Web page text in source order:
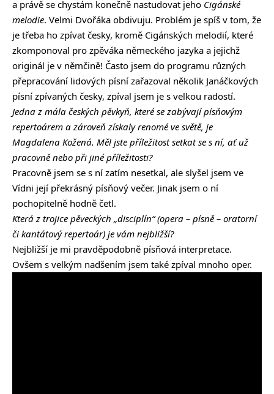
a právě se chystám konečně nastudovat jeho Cigánské
melodie. Velmi Dvořáka obdivuju. Problém je spíš v tom, že
je třeba ho zpívat česky, kromě Cigánských melodií, které
zkomponoval pro zpěváka německého jazyka a jejichž
originál je v němčině! Často jsem do programu různých
přepracování lidových písní zařazoval několik Janáčkových
písní zpívaných česky, zpíval jsem je s velkou radostí.
Jedna z mála českých pěvkyň, které se zabývají písňovým
repertoárem a zároveň získaly renomé ve světě, je
Magdalena Kožená. Měl jste příležitost setkat se s ní, ať už
pracovně nebo při jiné příležitosti?
Pracovně jsem se s ní zatím nesetkal, ale slyšel jsem ve
Vídni její překrásný písňový večer. Jinak jsem o ní
pochopitelně hodně četl.
Která z trojice pěveckých „disciplín“ (opera – písně – oratorní
či kantátový repertoár) je vám nejbližší?
Nejbližší je mi pravděpodobně písňová interpretace.
Ovšem s velkým nadšením jsem také zpíval mnoho oper.